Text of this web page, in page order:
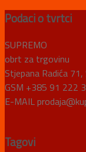
Podaci o tvrtci
SUPREMO
obrt za trgovinu
Stjepana Radića 71,
GSM +385 91 222
E-MAIL
Tagovi